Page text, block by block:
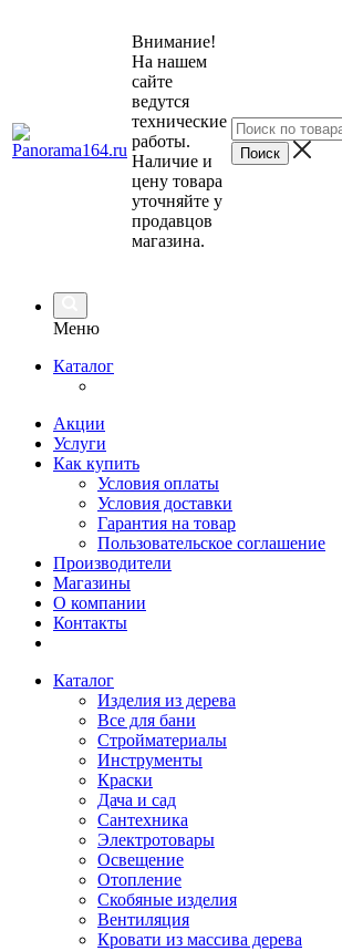
Внимание!
На нашем
сайте
ведутся
технические
работы.
Наличие и
цену товара
уточняйте у
продавцов
магазина.
Меню
Каталог
Акции
Услуги
Как купить
Условия оплаты
Условия доставки
Гарантия на товар
Пользовательское соглашение
Производители
Магазины
О компании
Контакты
Каталог
Изделия из дерева
Все для бани
Стройматериалы
Инструменты
Краски
Дача и сад
Сантехника
Электротовары
Освещение
Отопление
Скобяные изделия
Вентиляция
Кровати из массива дерева